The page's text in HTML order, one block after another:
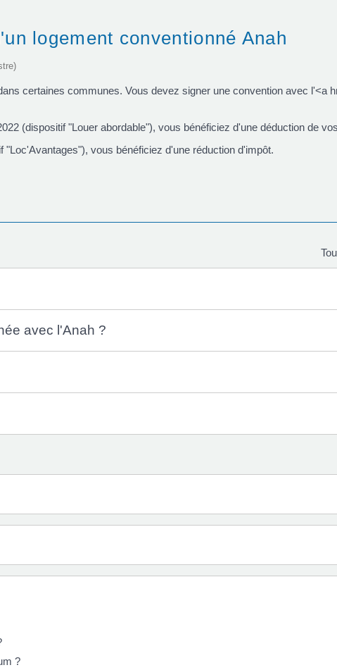
logement conventionné Anah
certaines communes. Vous devez signer une convention avec l'<a
(dispositif "Louer abordable"), vous bénéficiez d'une déduction de
vous bénéficiez d'une réduction d'impôt.
avec l'Anah ?
?